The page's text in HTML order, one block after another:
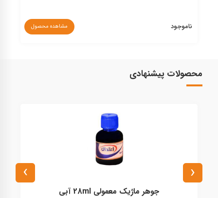
ناموجود مشاهده محصول
محصولات پیشنهادی
جوهر ماژیک معمولی 28ml آبی
‹
›